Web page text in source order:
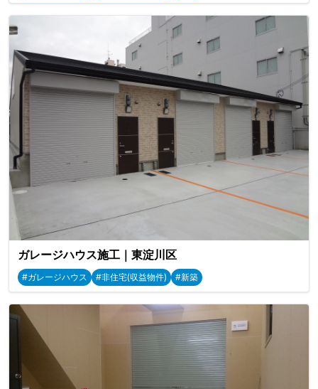
ガレージハウス施工｜東淀川区
#ガレージハウス #非住宅(収益物件) #新築